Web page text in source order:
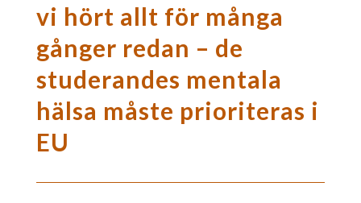
vi hört allt för många
gånger redan – de
studerandes mentala
hälsa måste prioriteras i
EU